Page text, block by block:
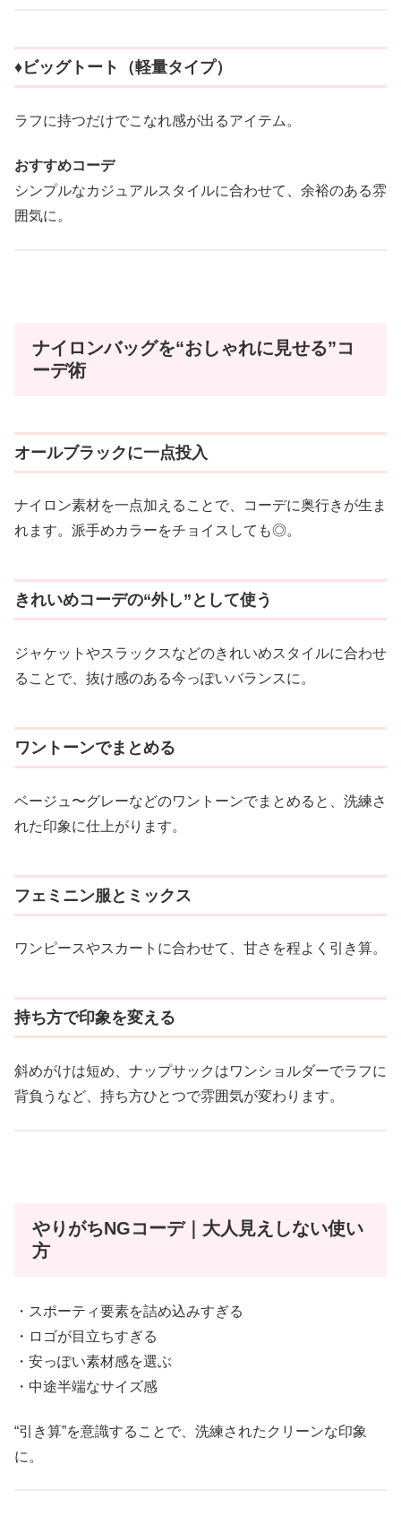
♦︎ビッグトート（軽量タイプ）
ラフに持つだけでこなれ感が出るアイテム。
おすすめコーデ
シンプルなカジュアルスタイルに合わせて、余裕のある雰
囲気に。
ナイロンバッグを“おしゃれに見せる”コ
ーデ術
オールブラックに一点投入
ナイロン素材を一点加えることで、コーデに奥行きが生ま
れます。派手めカラーをチョイスしても◎。
きれいめコーデの“外し”として使う
ジャケットやスラックスなどのきれいめスタイルに合わせ
ることで、抜け感のある今っぽいバランスに。
ワントーンでまとめる
ベージュ〜グレーなどのワントーンでまとめると、洗練さ
れた印象に仕上がります。
フェミニン服とミックス
ワンピースやスカートに合わせて、甘さを程よく引き算。
持ち方で印象を変える
斜めがけは短め、ナップサックはワンショルダーでラフに
背負うなど、持ち方ひとつで雰囲気が変わります。
やりがちNGコーデ｜大人見えしない使い
方
・スポーティ要素を詰め込みすぎる
・ロゴが目立ちすぎる
・安っぽい素材感を選ぶ
・中途半端なサイズ感
“引き算”を意識することで、洗練されたクリーンな印象
に。